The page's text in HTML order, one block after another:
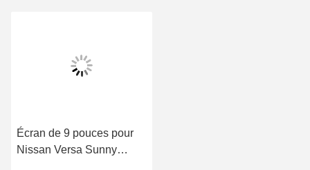
Écran de 9 pouces pour
Nissan Versa Sunny